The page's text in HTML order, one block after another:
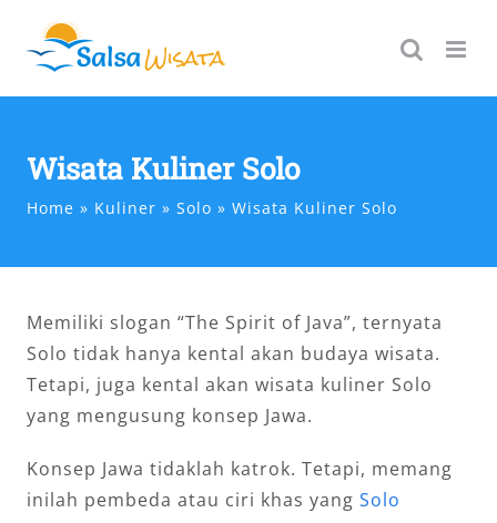
content
Wisata Kuliner Solo
Home Kuliner Solo Wisata Kuliner Solo
Memiliki slogan “The Spirit of Java”, ternyata
Solo tidak hanya kental akan budaya wisata.
Tetapi, juga kental akan wisata kuliner Solo
yang mengusung konsep Jawa.
Konsep Jawa tidaklah katrok. Tetapi, memang
inilah pembeda atau ciri khas yang Solo